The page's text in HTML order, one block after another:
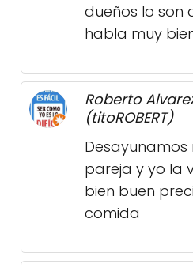
dueños lo son
habla muy bien
Roberto
(titoROBERT)
Desayunamos
pareja y yo la
bien buen
comida